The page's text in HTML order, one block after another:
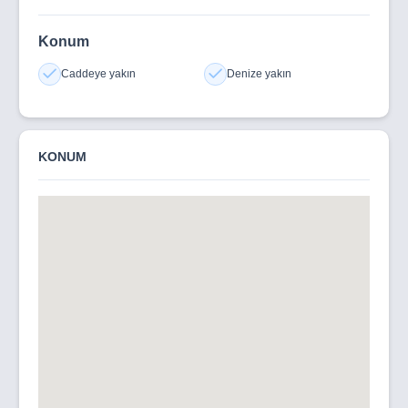
Konum
Caddeye yakın Denize yakın
KONUM